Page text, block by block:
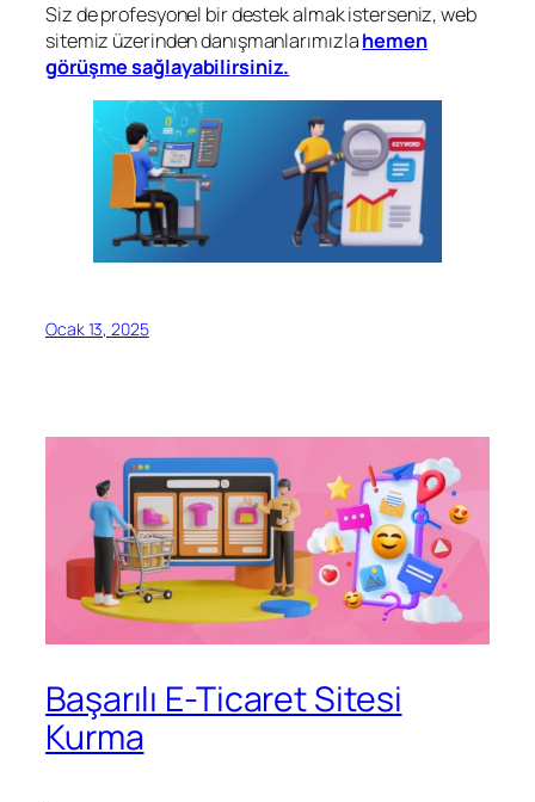
Siz de profesyonel bir destek almak isterseniz, web
sitemiz üzerinden danışmanlarımızlahemen
görüşme sağlayabilirsiniz.
Ocak 13, 2025
Başarılı E-Ticaret Sitesi
Kurma